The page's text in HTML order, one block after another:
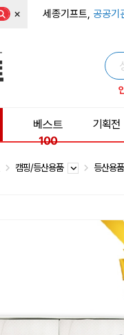
× 세종기프트, 공공기
베스트
100
기획전
캠핑/등산용품 등산용